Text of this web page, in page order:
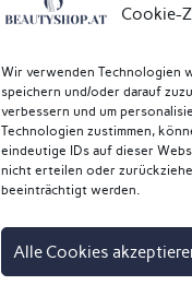
Cookie-
Wir verwenden Technologien
speichern und/oder darauf
verbessern und um
Technologien zustimmen,
eindeutige IDs auf dieser
nicht erteilen oder
beeinträchtigt werden.
Alle Cookies